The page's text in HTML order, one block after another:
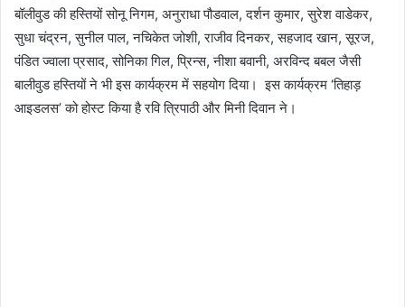
बॉलीवुड की हस्तियों सोनू निगम, अनुराधा पौडवाल, दर्शन कुमार, सुरेश वाडेकर,
सुधा चंद्रन, सुनील पाल, नचिकेत जोशी, राजीव दिनकर, सहजाद खान, सूरज,
पंडित ज्वाला प्रसाद, सोनिका गिल, प्रिन्स, नीशा बवानी, अरविन्द बबल जैसी
बालीवुड हस्तियों ने भी इस कार्यक्रम में सहयोग दिया। इस कार्यक्रम ‘तिहाड़
आइडलस’ को होस्ट किया है रवि त्रिपाठी और मिनी दिवान ने।